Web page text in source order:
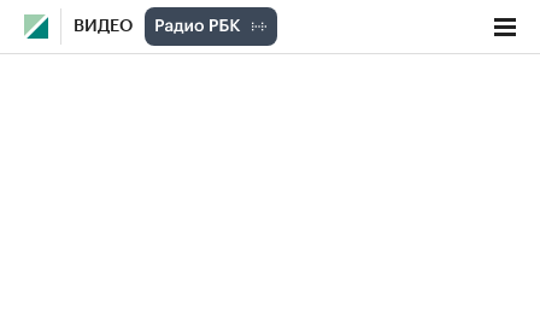
ВИДЕО